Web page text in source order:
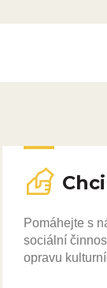
Chci
Pomáhejte s
sociální
opravu